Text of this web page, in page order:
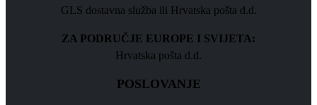
GLS dostavna služba ili Hrvatska pošta d.d.
ZA PODRUČJE EUROPE I SVIJETA:
Hrvatska pošta d.d.
POSLOVANJE